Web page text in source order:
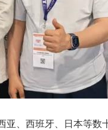
、西班牙、日本等数